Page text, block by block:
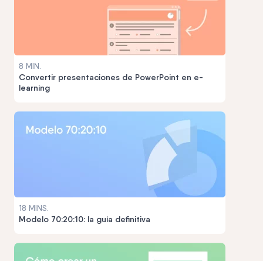
8 MIN.
Convertir presentaciones de PowerPoint en e-
learning
18 MINS.
Modelo 70:20:10: la guía definitiva